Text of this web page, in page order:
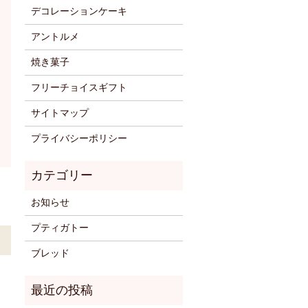
デコレーションケーキ
アントルメ
焼き菓子
フリーチョイスギフト
サイトマップ
プライバシーポリシー
お知らせ
プティガトー
ブレッド